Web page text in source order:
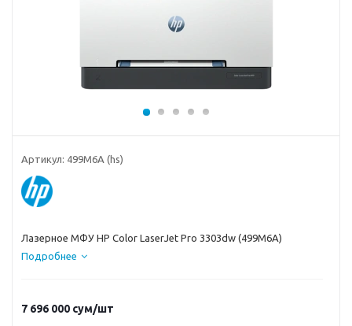
Артикул: 499M6A (hs)
Лазерное МФУ HP Color LaserJet Pro 3303dw (499M6A)
Подробнее
7 696 000 сум/шт